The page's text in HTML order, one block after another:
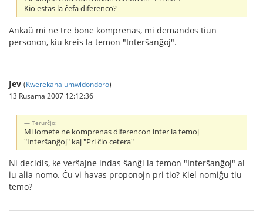
Kio estas la ĉefa diferenco?
Ankaŭ mi ne tre bone komprenas, mi demandos tiun
personon, kiu kreis la temon "Interŝanĝoj".
Jev (Kwerekana umwidondoro)
13 Rusama 2007 12:12:36
Terurĉjo:
Mi iomete ne komprenas diferencon inter la temoj
"Interŝanĝoj" kaj "Pri ĉio cetera"
Ni decidis, ke verŝajne indas ŝanĝi la temon "Interŝanĝoj" al
iu alia nomo. Ĉu vi havas proponojn pri tio? Kiel nomiĝu tiu
temo?